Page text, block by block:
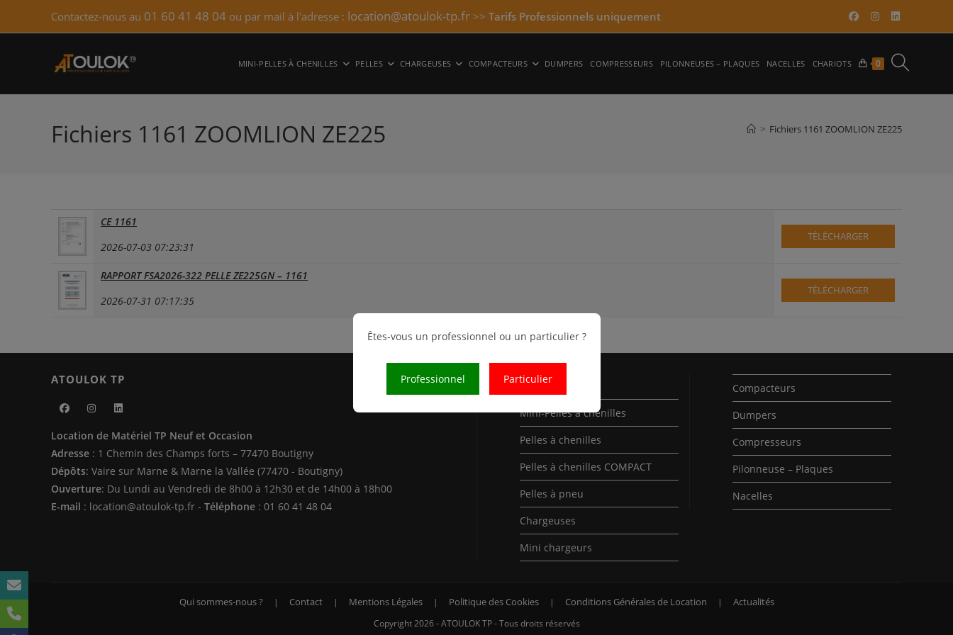
Contactez-nous au 01 60 41 48 04 ou par mail à l'adresse : location@atoulok-tp.fr >> Tarifs Professionnels uniquement​
MINI-PELLES À CHENILLES PELLES CHARGEUSES COMPACTEURS DUMPERS COMPRESSEURS PILONNEUSES – PLAQUES NACELLES CHARIOTS 0 TOGGLE
WEBSITE
Fichiers 1161 ZOOMLION ZE225 > Fichiers 1161 ZOOMLION ZE225
CE 1161
2026-07-03 07:23:31
TÉLÉCHARGER
RAPPORT FSA2026-322 PELLE ZE225GN – 1161
2026-07-31 07:17:35
TÉLÉCHARGER
ATOULOK TP
dans
un
nouvel
onglet
dans
un
nouvel
onglet
dans
un
nouvel
onglet
Location de Matériel TP Neuf et Occasion
Adresse : 1 Chemin des Champs forts – 77470 Boutigny
Dépôts: Vaire sur Marne & Marne la Vallée (77470 - Boutigny)
Ouverture: Du Lundi au Vendredi de 8h00 à 12h30 et de 14h00 à 18h00
E-mail : location@atoulok-tp.fr - Téléphone : 01 60 41 48 04
Nos Produits
Mini-Pelles à chenilles
Pelles à chenilles
Pelles à chenilles COMPACT
Pelles à pneu
Chargeuses
Mini chargeurs
Compacteurs
Dumpers
Compresseurs
Pilonneuse – Plaques
Nacelles
Qui sommes-nous ? Contact Mentions Légales Politique des Cookies Conditions Générales de Location Actualités
Copyright 2026 - ATOULOK TP - Tous droits réservés
Êtes-vous un professionnel ou un particulier ?
Professionnel Particulier